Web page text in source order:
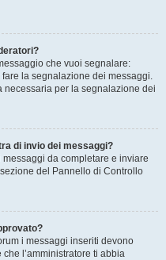
che vuoi segnalare:
la segnalazione dei messaggi.
per la segnalazione dei
di invio dei messaggi?
da completare e inviare
del Pannello di Controllo
i messaggi inseriti devono
l’amministratore ti abbia